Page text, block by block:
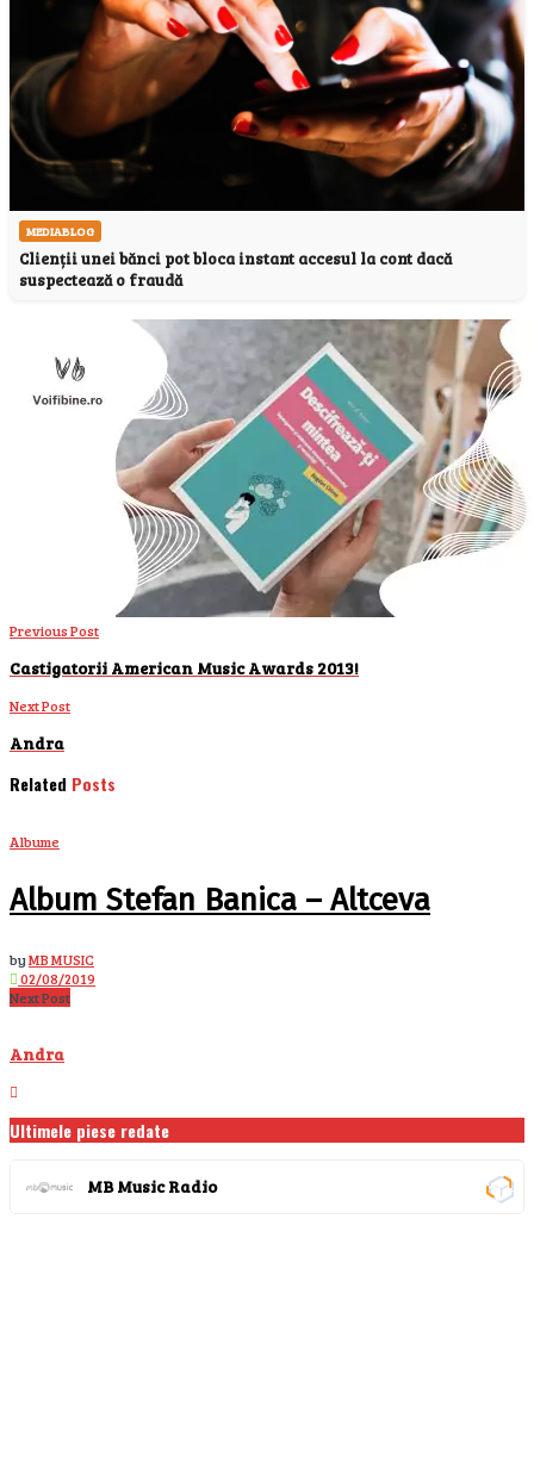
MEDIABLOG
Clienții unei bănci pot bloca instant accesul la cont dacă
suspectează o fraudă
Previous Post
Castigatorii American Music Awards 2013!
Next Post
Andra
Related Posts
Albume
Album Stefan Banica – Altceva
byMB MUSIC
02/08/2019
Next Post
Andra
Ultimele piese redate
MB Music Radio